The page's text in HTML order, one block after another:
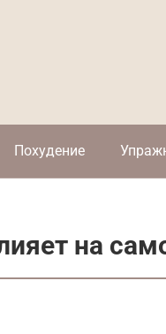
Похудение
на